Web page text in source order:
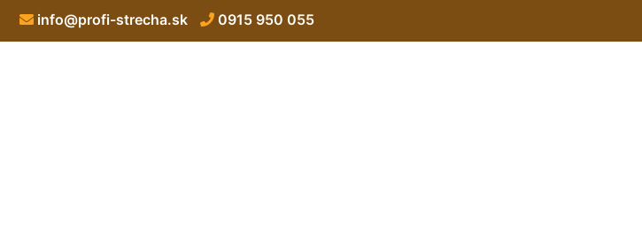
info@profi-strecha.sk 0915 950 055